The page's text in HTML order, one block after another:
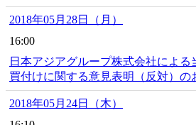
2018年05月28日（月）
16:00
日本アジアグループ株式会社による
買付けに関する意見表明（反対）の
2018年05月24日（木）